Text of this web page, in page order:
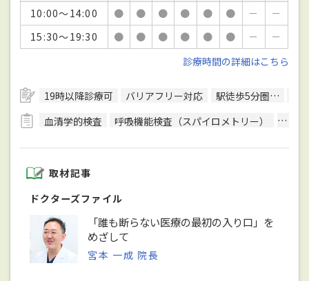
10:00～14:00
● ● ● ● ● ● －
－
15:30～19:30
● ● ● ● ● ● －
－
診療時間の詳細はこちら
19時以降診療可 バリアフリー対応 駅徒歩5分圏内
血清学的検査
呼吸機能検査（スパイロメトリー） 細菌
取材記事
ドクターズファイル
「誰も断らない医療の最初の入り口」を
めざして
宮本 一成 院長